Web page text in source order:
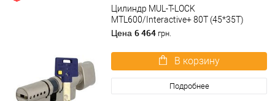
Цилиндр MUL-T-LOCK
MTL600/Interactive+ 80T (45*35T)
никель сатин
Цена 6 464 грн.
В корзину
Подробнее